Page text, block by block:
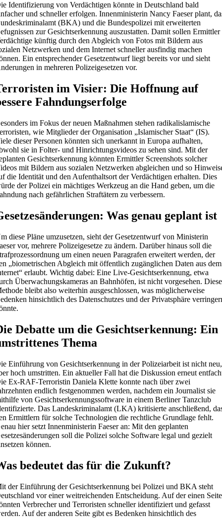
Identifizierung von Verdächtigen könnte in Deutschland bald
und schneller erfolgen. Innenministerin Nancy Faeser plant,
(BKA) und die Bundespolizei mit erweiterten
zur Gesichtserkennung auszustatten. Damit sollen Ermittler
künftig durch den Abgleich von Fotos mit Bildern aus
Netzwerken und dem Internet schneller ausfindig machen
Ein entsprechender Gesetzentwurf liegt bereits vor und sieht
in mehreren Polizeigesetzen vor.
im Visier: Die Hoffnung auf
Fahndungserfolge
im Fokus der neuen Maßnahmen stehen radikalislamische
wie Mitglieder der Organisation „Islamischer Staat“ (IS).
dieser Personen könnten sich unerkannt in Europa aufhalten,
sie in Folter- und Hinrichtungsvideos zu sehen sind. Mit der
Gesichtserkennung könnten Ermittler Screenshots solcher
mit Bildern aus sozialen Netzwerken abgleichen und so
die Identität und den Aufenthaltsort der Verdächtigen erhalten. Dies
der Polizei ein mächtiges Werkzeug an die Hand geben, um die
nach gefährlichen Straftätern zu verbessern.
Was genau geplant ist
diese Pläne umzusetzen, sieht der Gesetzentwurf von Ministerin
vor, mehrere Polizeigesetze zu ändern. Darüber hinaus soll die
um einen neuen Paragrafen erweitert werden, der
„biometrischen Abgleich mit öffentlich zugänglichen Daten aus dem
erlaubt. Wichtig dabei: Eine Live-Gesichtserkennung, etwa
Überwachungskameras an Bahnhöfen, ist nicht vorgesehen. Diese
bleibt also weiterhin ausgeschlossen, was möglicherweise
hinsichtlich des Datenschutzes und der Privatsphäre
Debatte um die Gesichtserkennung: Ein
Thema
Einführung von Gesichtserkennung in der Polizeiarbeit ist nicht neu,
hoch umstritten. Ein aktueller Fall hat die Diskussion erneut
Ex-RAF-Terroristin Daniela Klette konnte nach über zwei
endlich festgenommen werden, nachdem ein Journalist sie
von Gesichtserkennungssoftware in einem Berliner Tanzclub
Das Landeskriminalamt (LKA) kritisierte anschließend,
Ermittlern für solche Technologien die rechtliche Grundlage fehlt.
hier setzt Innenministerin Faeser an: Mit den geplanten
soll die Polizei solche Software legal und gezielt
können.
bedeutet das für die Zukunft?
der Einführung der Gesichtserkennung bei Polizei und BKA steht
vor einer weitreichenden Entscheidung. Auf der einen Seite
Verbrecher und Terroristen schneller identifiziert und gefasst
Auf der anderen Seite gibt es Bedenken hinsichtlich des